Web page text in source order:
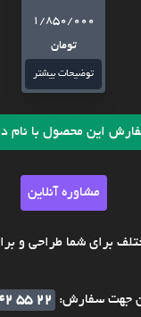
1/850/000
تومان
توضیحات بیشتر
این محصول با نام
مشاوره آنلاین
برای شما طراحی و
جهت سفارش:
55 22